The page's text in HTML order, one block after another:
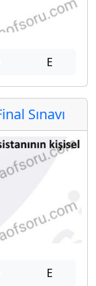
E
Sınavı
E